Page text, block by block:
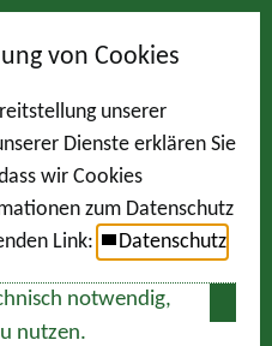
von Cookies
unserer
Dienste erklären Sie
wir Cookies
zum Datenschutz
Link:
Datenschutz
notwendig,
nutzen.